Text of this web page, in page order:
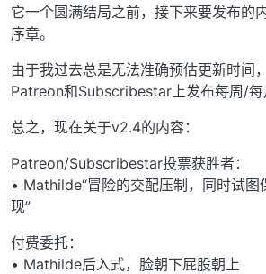
它一个圆满结局之前，接下来要发布的
序章。
由于我过去总是无法准确预估更新时间
Patreon和Subscribestar上发布每周/每
总之，现在关于v2.4的内容：
Patreon/Subscribestar投票获胜者：
• Mathilde“冒险的交配压制，同时试图
现”
付费委托：
• Mathilde后入式，脸朝下屁股朝上